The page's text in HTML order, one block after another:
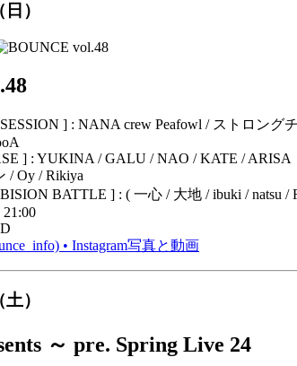
）
] : NANA crew Peafowl / ストロング
] : YUKINA / GALU / NAO / KATE / ARISA
/ Oy / Rikiya
BATTLE ] : ( 一心 / 大地 / ibuki / natsu /
• Instagram写真と動画
）
～ pre. Spring Live 24